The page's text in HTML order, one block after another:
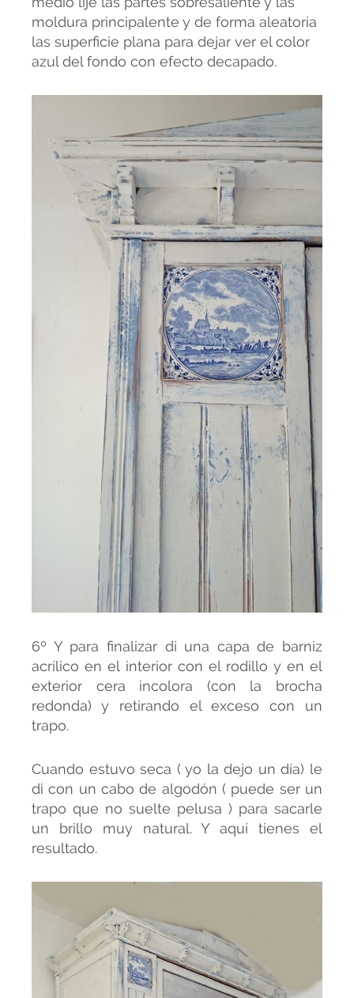
moldura principalente y de forma aleatoria
las superficie plana para dejar ver el color
azul del fondo con efecto decapado.
6º Y para finalizar di una capa de barniz
acrílico en el interior con el rodillo y en el
exterior cera incolora (con la brocha
redonda) y retirando el exceso con un
trapo.
Cuando estuvo seca ( yo la dejo un día) le
di con un cabo de algodón ( puede ser un
trapo que no suelte pelusa ) para sacarle
un brillo muy natural. Y aquí tienes el
resultado.